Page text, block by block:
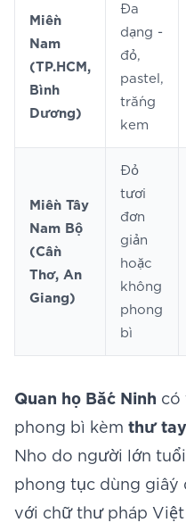
Miền
Nam
(TP.HCM,
Bình
Dương)
Đa
dạng -
đỏ,
pastel,
trắng
kem
Miền Tây
Nam Bộ
(Cần
Thơ, An
Giang)
Đỏ
tươi
đơn
giản
hoặc
không
phong
bì
Quan họ Bắc Ninh có
phong bì kèm thư
Nho do người lớn
phong tục dùng giấy
với chữ thư pháp